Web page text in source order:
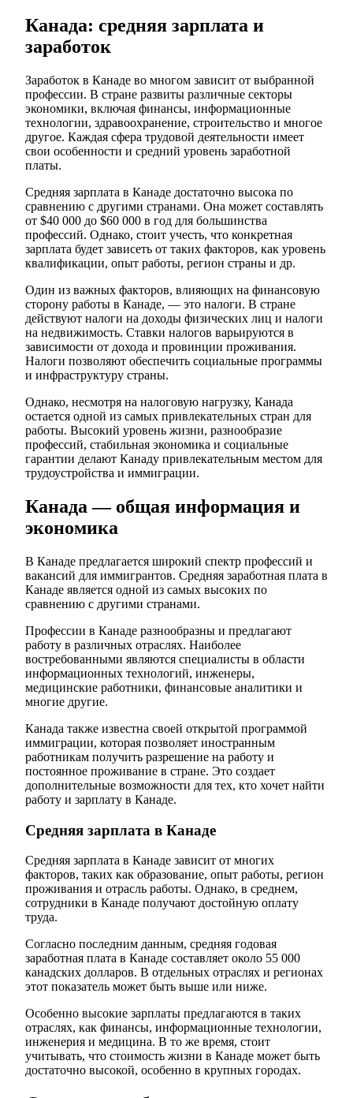
Канада: средняя зарплата и
заработок
Заработок в Канаде во многом зависит от выбранной
профессии. В стране развиты различные секторы
экономики, включая финансы, информационные
технологии, здравоохранение, строительство и многое
другое. Каждая сфера трудовой деятельности имеет
свои особенности и средний уровень заработной
платы.
Средняя зарплата в Канаде достаточно высока по
сравнению с другими странами. Она может составлять
от $40 000 до $60 000 в год для большинства
профессий. Однако, стоит учесть, что конкретная
зарплата будет зависеть от таких факторов, как уровень
квалификации, опыт работы, регион страны и др.
Один из важных факторов, влияющих на финансовую
сторону работы в Канаде, — это налоги. В стране
действуют налоги на доходы физических лиц и налоги
на недвижимость. Ставки налогов варьируются в
зависимости от дохода и провинции проживания.
Налоги позволяют обеспечить социальные программы
и инфраструктуру страны.
Однако, несмотря на налоговую нагрузку, Канада
остается одной из самых привлекательных стран для
работы. Высокий уровень жизни, разнообразие
профессий, стабильная экономика и социальные
гарантии делают Канаду привлекательным местом для
трудоустройства и иммиграции.
Канада — общая информация и
экономика
В Канаде предлагается широкий спектр профессий и
вакансий для иммигрантов. Средняя заработная плата в
Канаде является одной из самых высоких по
сравнению с другими странами.
Профессии в Канаде разнообразны и предлагают
работу в различных отраслях. Наиболее
востребованными являются специалисты в области
информационных технологий, инженеры,
медицинские работники, финансовые аналитики и
многие другие.
Канада также известна своей открытой программой
иммиграции, которая позволяет иностранным
работникам получить разрешение на работу и
постоянное проживание в стране. Это создает
дополнительные возможности для тех, кто хочет найти
работу и зарплату в Канаде.
Средняя зарплата в Канаде
Средняя зарплата в Канаде зависит от многих
факторов, таких как образование, опыт работы, регион
проживания и отрасль работы. Однако, в среднем,
сотрудники в Канаде получают достойную оплату
труда.
Согласно последним данным, средняя годовая
заработная плата в Канаде составляет около 55 000
канадских долларов. В отдельных отраслях и регионах
этот показатель может быть выше или ниже.
Особенно высокие зарплаты предлагаются в таких
отраслях, как финансы, информационные технологии,
инженерия и медицина. В то же время, стоит
учитывать, что стоимость жизни в Канаде может быть
достаточно высокой, особенно в крупных городах.